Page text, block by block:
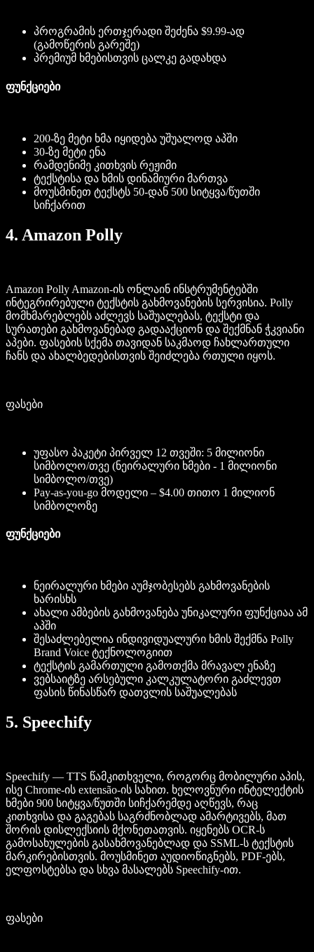
პროგრამის ერთჯერადი შეძენა $9.99-ად
(გამოწერის გარეშე)
პრემიუმ ხმებისთვის ცალკე გადახდა
ფუნქციები
200-ზე მეტი ხმა იყიდება უშუალოდ აპში
30-ზე მეტი ენა
რამდენიმე კითხვის რეჟიმი
ტექსტისა და ხმის დინამიური მართვა
მოუსმინეთ ტექსტს 50-დან 500 სიტყვა/წუთში
სიჩქარით
4. Amazon Polly
Amazon Polly Amazon-ის ონლაინ ინსტრუმენტებში
ინტეგრირებული ტექსტის გახმოვანების სერვისია. Polly
მომხმარებლებს აძლევს საშუალებას, ტექსტი და
სურათები გახმოვანებად გადააქციონ და შექმნან ჭკვიანი
აპები. ფასების სქემა თავიდან საკმაოდ ჩახლართული
ჩანს და ახალბედებისთვის შეიძლება რთული იყოს.
ფასები
უფასო პაკეტი პირველ 12 თვეში: 5 მილიონი
სიმბოლო/თვე (ნეირალური ხმები - 1 მილიონი
სიმბოლო/თვე)
Pay-as-you-go მოდელი – $4.00 თითო 1 მილიონ
სიმბოლოზე
ფუნქციები
ნეირალური ხმები აუმჯობესებს გახმოვანების
ხარისხს
ახალი ამბების გახმოვანება უნიკალური ფუნქციაა ამ
აპში
შესაძლებელია ინდივიდუალური ხმის შექმნა Polly
Brand Voice ტექნოლოგიით
ტექსტის გამართული გამოთქმა მრავალ ენაზე
ვებსაიტზე არსებული კალკულატორი გაძლევთ
ფასის წინასწარ დათვლის საშუალებას
5. Speechify
Speechify — TTS წამკითხველი, როგორც მობილური აპის,
ისე Chrome-ის extensão-ის სახით. ხელოვნური ინტელექტის
ხმები 900 სიტყვა/წუთში სიჩქარემდე აღწევს, რაც
კითხვისა და გაგებას საგრძნობლად ამარტივებს, მათ
შორის დისლექსიის მქონეთათვის. იყენებს OCR-ს
გამოსახულების გასახმოვანებლად და SSML-ს ტექსტის
მარკირებისთვის. მოუსმინეთ აუდიოწიგნებს, PDF-ებს,
ელფოსტებსა და სხვა მასალებს Speechify-ით.
ფასები